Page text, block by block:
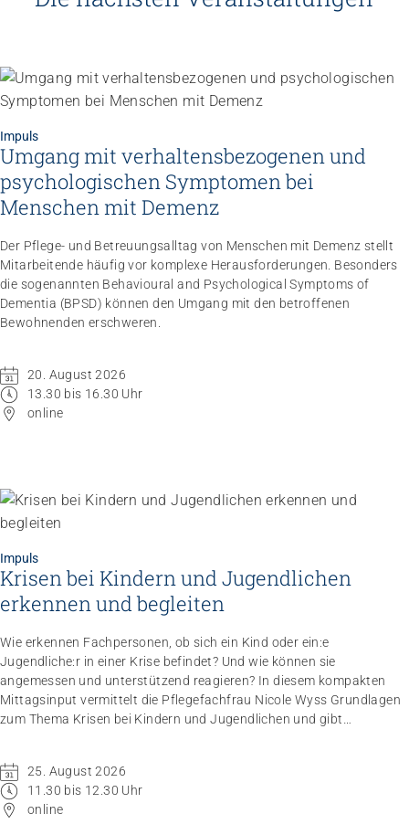
Impuls
Umgang mit verhaltensbezogenen und
psychologischen Symptomen bei Menschen mit
Demenz
20.08.2026 online
Impuls
Umgang mit verhaltensbezogenen und
psychologischen Symptomen bei
Menschen mit Demenz
Der Pflege- und Betreuungsalltag von Menschen mit Demenz stellt
Mitarbeitende häufig vor komplexe Herausforderungen. Besonders
die sogenannten Behavioural and Psychological Symptoms of
Dementia (BPSD) können den Umgang mit den betroffenen
Bewohnenden erschweren.
20. August 2026
13.30 bis 16.30 Uhr
online
Impuls
Krisen bei Kindern und Jugendlichen
erkennen und begleiten
Wie erkennen Fachpersonen, ob sich ein Kind oder ein:e
Jugendliche:r in einer Krise befindet? Und wie können sie
angemessen und unterstützend reagieren? In diesem kompakten
Mittagsinput vermittelt die Pflegefachfrau Nicole Wyss Grundlagen
zum Thema Krisen bei Kindern und Jugendlichen und gibt
25. August 2026
11.30 bis 12.30 Uhr
online